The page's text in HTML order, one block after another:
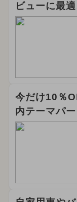
ビューに最適
今だけ10％
内テーマパー